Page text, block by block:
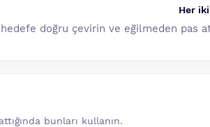
Her
hedefe doğru çevirin ve eğilmeden pas
bunları kullanın.